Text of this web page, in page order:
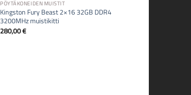
PÖYTÄKONEIDEN MUISTIT
Kingston Fury Beast 2×16 32GB DDR4
3200MHz muistikitti
280,00€